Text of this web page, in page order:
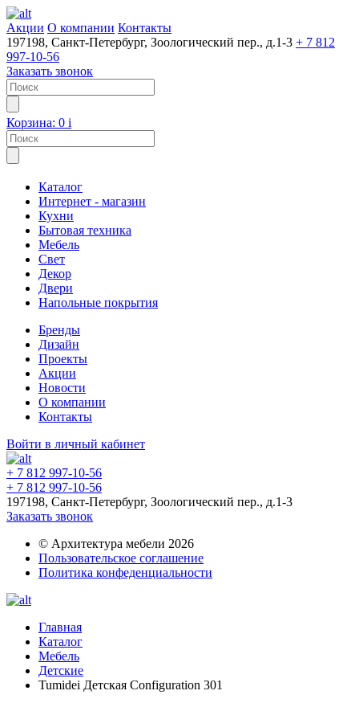
Акции О компании Контакты
197198, Санкт-Петербург, Зоологический пер., д.1-3 + 7 812
997-10-56
Заказать звонок
Корзина: 0 i
Каталог
Интернет - магазин
Кухни
Бытовая техника
Мебель
Свет
Декор
Двери
Напольные покрытия
Бренды
Дизайн
Проекты
Акции
Новости
О компании
Контакты
Войти в личный кабинет
+ 7 812 997-10-56
+ 7 812 997-10-56
197198, Санкт-Петербург, Зоологический пер., д.1-3
Заказать звонок
© Архитектура мебели 2026
Пользовательское соглашение
Политика конфеденциальности
Главная
Каталог
Мебель
Детские
Tumidei Детская Configuration 301